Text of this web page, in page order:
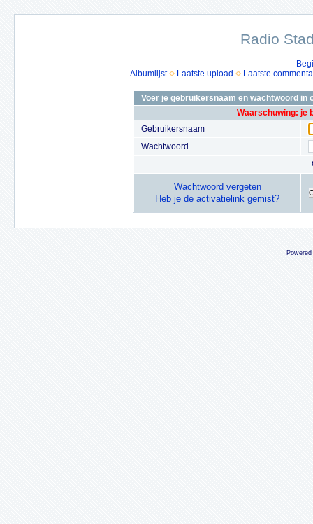
Radio
Albumlijst
Laatste upload Laatste
Voer je gebruikersnaam en wachtwoord in
Waarschuwing: je
Gebruikersnaam
Wachtwoord
Wachtwoord vergeten
Heb je de activatielink gemist?